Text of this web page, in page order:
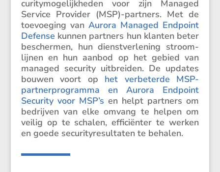
cu­ri­ty­mo­ge­lijk­heden voor zijn Managed
Service Provider (MSP)-partners. Met de
toevoe­ging van Aurora Managed Endpoint
Defense kunnen partners hun klanten beter
beschermen, hun dienst­ver­le­ning stroom­
lijnen en hun aanbod op het gebied van
managed security uitbreiden. De updates
bouwen voort op het verbe­terde MSP-
partner­pro­gramma en Aurora Endpoint
Security voor MSP’s en helpt partners om
bedrijven van elke omvang te helpen om
veilig op te schalen, effici­ënter te werken
en goede securi­ty­re­sul­taten te behalen.